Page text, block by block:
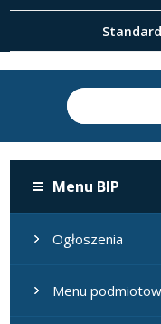
Menu BIP
Ogłoszenia
Menu